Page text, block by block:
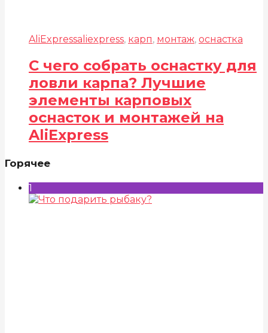
AliExpressaliexpress, карп, монтаж, оснастка
С чего собрать оснастку для
ловли карпа? Лучшие
элементы карповых
оснасток и монтажей на
AliExpress
Горячее
1